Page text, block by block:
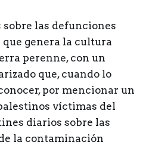
las defunciones
genera la cultura
perenne, con un
que, cuando lo
por mencionar un
víctimas del
diarios sobre las
la contaminación